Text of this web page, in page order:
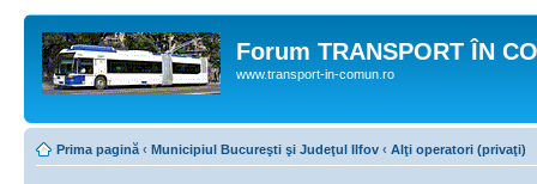
Forum TRANSPORT ÎN
www.transport-in-comun.ro
Prima pagină ‹ Municipiul Bucureşti şi Judeţul Ilfov ‹ Alţi operatori (privaţi)